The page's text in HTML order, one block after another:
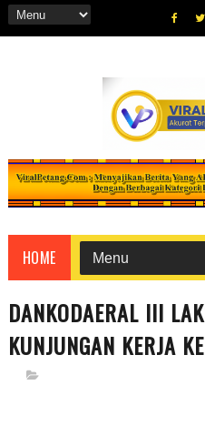
HOME
DANKODAERAL III
KUNJUNGAN KERJA